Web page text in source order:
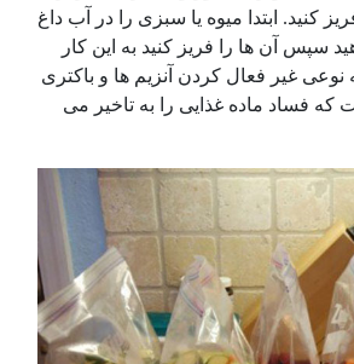
کنید. ابتدا میوه یا سبزی را در آب داغ
سپس آن ها را فریز کنید به این کار
نوعی غیر فعال کردن آنزیم ها و باکتری
فساد ماده غذایی را به تاخیر می